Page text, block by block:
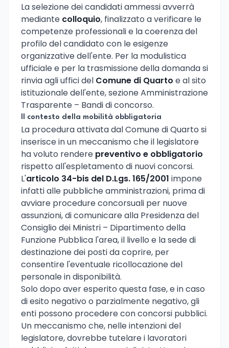
La selezione dei candidati ammessi avverrà
mediante colloquio, finalizzato a verificare le
competenze professionali e la coerenza del
profilo del candidato con le esigenze
organizzative dell'ente. Per la modulistica
ufficiale e per la trasmissione della domanda si
rinvia agli uffici del Comune di Quarto e al sito
istituzionale dell'ente, sezione Amministrazione
Trasparente – Bandi di concorso.
Il contesto della mobilità obbligatoria
La procedura attivata dal Comune di Quarto si
inserisce in un meccanismo che il legislatore
ha voluto rendere preventivo e obbligatorio
rispetto all'espletamento di nuovi concorsi.
L'articolo 34-bis del D.Lgs. 165/2001 impone
infatti alle pubbliche amministrazioni, prima di
avviare procedure concorsuali per nuove
assunzioni, di comunicare alla Presidenza del
Consiglio dei Ministri – Dipartimento della
Funzione Pubblica l'area, il livello e la sede di
destinazione dei posti da coprire, per
consentire l'eventuale ricollocazione del
personale in disponibilità.
Solo dopo aver esperito questa fase, e in caso
di esito negativo o parzialmente negativo, gli
enti possono procedere con concorsi pubblici.
Un meccanismo che, nelle intenzioni del
legislatore, dovrebbe tutelare i lavoratori